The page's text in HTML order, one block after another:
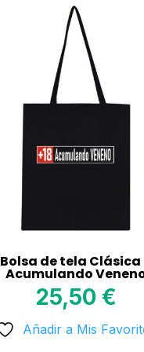
Bolsa de tela Clásica
Acumulando
25,50 €
Añadir a Mis